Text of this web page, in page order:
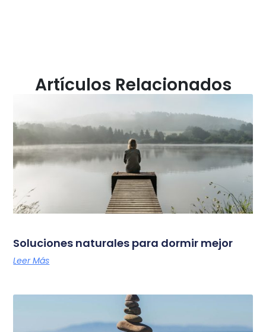
Artículos Relacionados
Soluciones naturales para dormir mejor
Leer Más